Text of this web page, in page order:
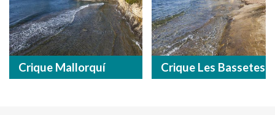
Crique Mallorquí Crique Les Bassetes